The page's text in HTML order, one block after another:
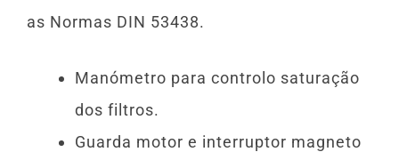
as Normas DIN 53438.
Manómetro para controlo saturação
dos filtros.
Guarda motor e interruptor magneto